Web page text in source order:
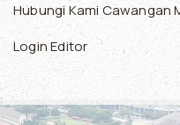
Hubungi Kami Cawangan
Login Editor